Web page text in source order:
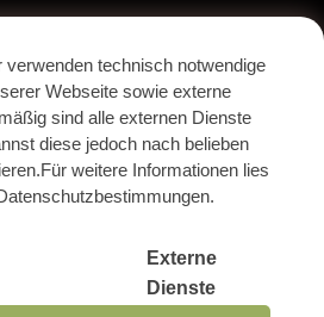
verwenden technisch notwendige
Webseite sowie externe
sind alle externen Dienste
diese jedoch nach belieben
weitere Informationen lies
Externe
Dienste